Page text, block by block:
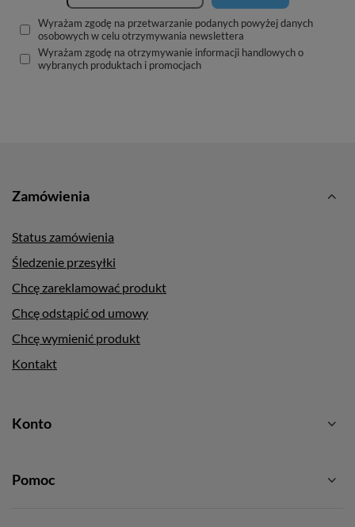
Wyrażam zgodę na przetwarzanie podanych powyżej danych
osobowych w celu otrzymywania newslettera
Wyrażam zgodę na otrzymywanie informacji handlowych o
wybranych produktach i promocjach
Zamówienia
Status zamówienia
Śledzenie przesyłki
Chcę zareklamować produkt
Chcę odstąpić od umowy
Chcę wymienić produkt
Kontakt
Konto
Pomoc